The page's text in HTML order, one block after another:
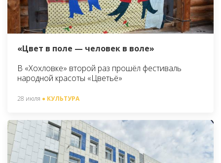
«Цвет в поле — человек в воле»
В «Хохловке» второй раз прошёл фестиваль
народной красоты «Цветьё»
28 июля ● КУЛЬТУРА